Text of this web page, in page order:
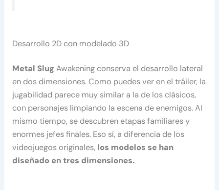
Desarrollo 2D con modelado 3D
Metal Slug Awakening conserva el desarrollo lateral
en dos dimensiones. Como puedes ver en el tráiler, la
jugabilidad parece muy similar a la de los clásicos,
con personajes limpiando la escena de enemigos. Al
mismo tiempo, se descubren etapas familiares y
enormes jefes finales. Eso sí, a diferencia de los
videojuegos originales, los modelos se han
diseñado en tres dimensiones.